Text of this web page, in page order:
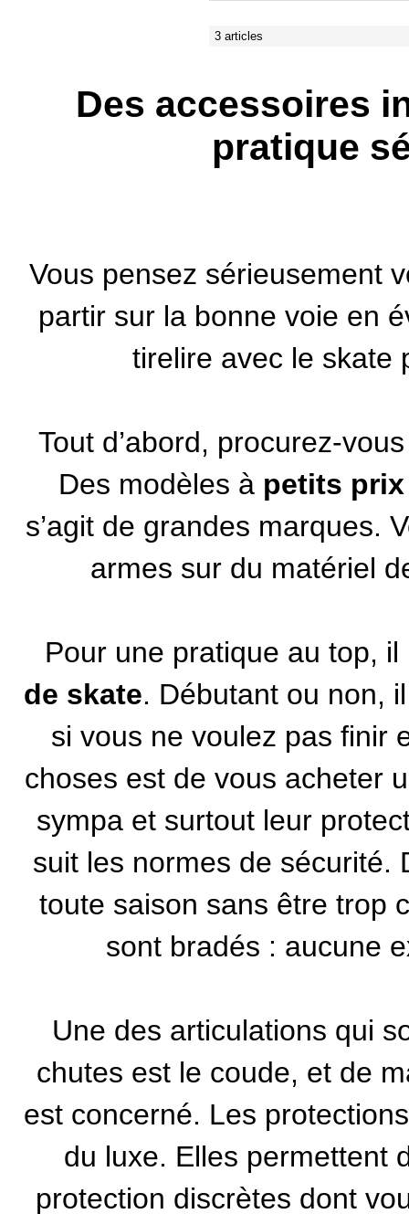
3 articles
Des accessoires
pratique
Vous pensez sérieusement
partir sur la bonne voie en
tirelire avec le skate
Tout d’abord, procurez-
Des modèles à petits prix
s’agit de grandes marques.
armes sur du matériel
Pour une pratique au top,
de skate. Débutant ou non,
si vous ne voulez pas finir
choses est de vous acheter
sympa et surtout leur
suit les normes de sécurité.
toute saison sans être trop
sont bradés : aucune
Une des articulations qui
chutes est le coude, et de
est concerné. Les
du luxe. Elles permettent
protection discrètes dont